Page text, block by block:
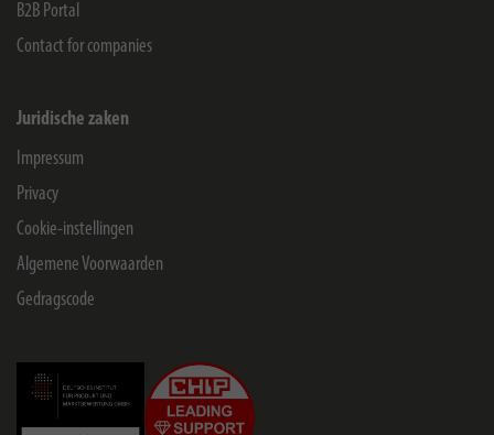
B2B Portal
Contact for companies
Juridische zaken
Impressum
Privacy
Cookie-instellingen
Algemene Voorwaarden
Gedragscode